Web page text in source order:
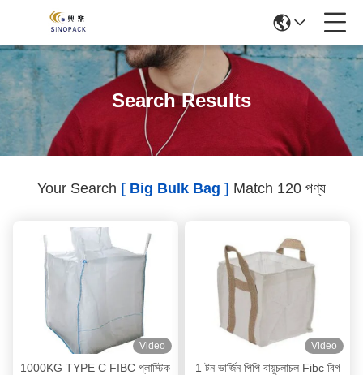
Search Results
Your Search [ Big Bulk Bag ] Match 120 পণ্য
Video
1000KG TYPE C FIBC প্লাস্টিক
Video
1 টন ভার্জিন পিপি বায়ুচলাচল Fibc বিগ